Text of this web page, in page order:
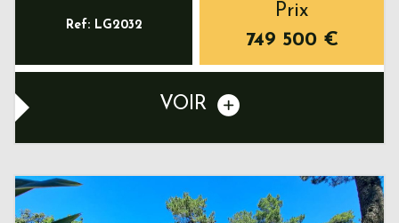
Ref: LG2032
Prix
749 500 €
VOIR